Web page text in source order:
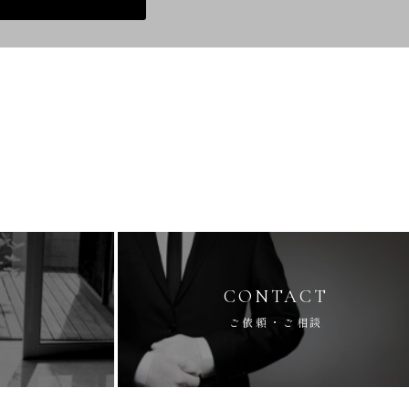
CONTACT
ご依頼・ご相談